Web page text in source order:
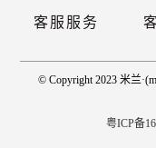
客服服务
© Copyright 2023 米兰
粤ICP备